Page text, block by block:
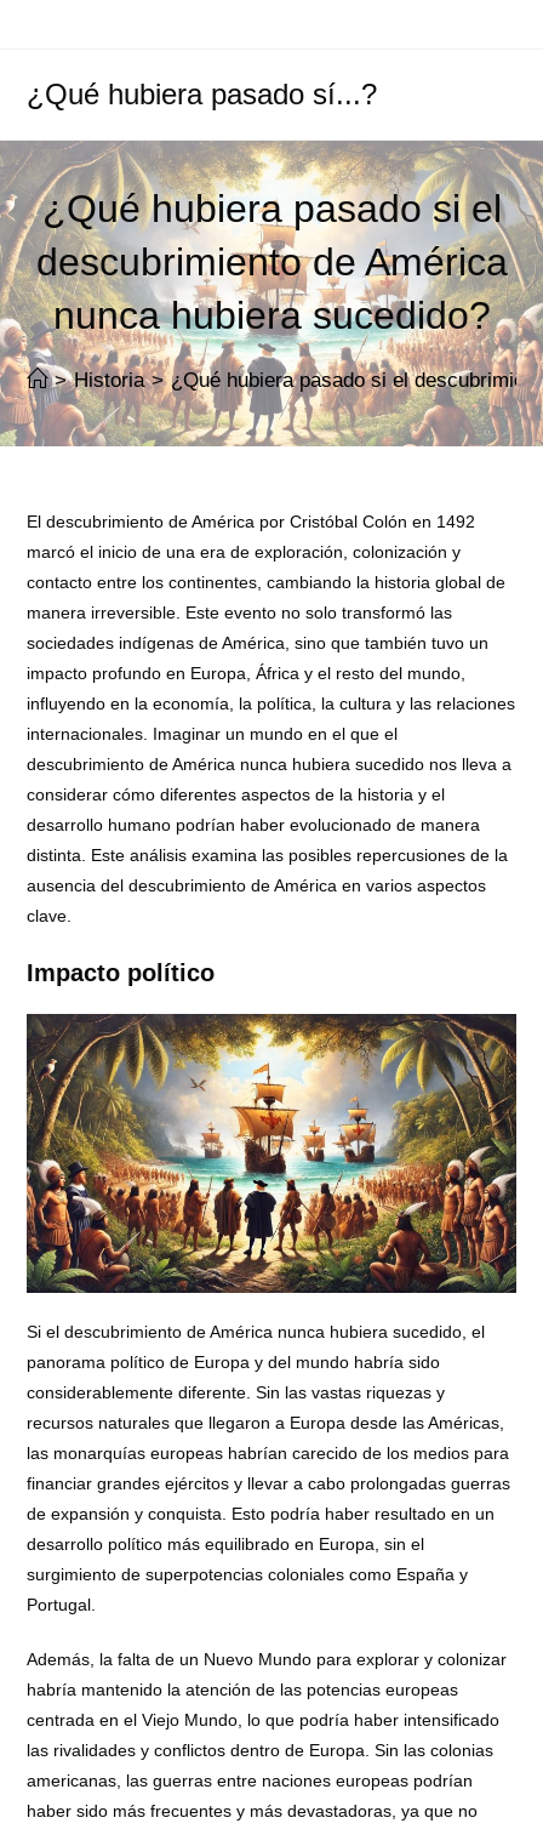
¿Qué hubiera pasado sí...?
¿Qué hubiera pasado si el
descubrimiento de América
nunca hubiera sucedido?
> Historia > ¿Qué hubiera pasado si el
El descubrimiento de América por Cristóbal Colón en 1492
marcó el inicio de una era de exploración, colonización y
contacto entre los continentes, cambiando la historia global de
manera irreversible. Este evento no solo transformó las
sociedades indígenas de América, sino que también tuvo un
impacto profundo en Europa, África y el resto del mundo,
influyendo en la economía, la política, la cultura y las relaciones
internacionales. Imaginar un mundo en el que el
descubrimiento de América nunca hubiera sucedido nos lleva a
considerar cómo diferentes aspectos de la historia y el
desarrollo humano podrían haber evolucionado de manera
distinta. Este análisis examina las posibles repercusiones de la
ausencia del descubrimiento de América en varios aspectos
clave.
Impacto político
Si el descubrimiento de América nunca hubiera sucedido, el
panorama político de Europa y del mundo habría sido
considerablemente diferente. Sin las vastas riquezas y
recursos naturales que llegaron a Europa desde las Américas,
las monarquías europeas habrían carecido de los medios para
financiar grandes ejércitos y llevar a cabo prolongadas guerras
de expansión y conquista. Esto podría haber resultado en un
desarrollo político más equilibrado en Europa, sin el
surgimiento de superpotencias coloniales como España y
Portugal.
Además, la falta de un Nuevo Mundo para explorar y colonizar
habría mantenido la atención de las potencias europeas
centrada en el Viejo Mundo, lo que podría haber intensificado
las rivalidades y conflictos dentro de Europa. Sin las colonias
americanas, las guerras entre naciones europeas podrían
haber sido más frecuentes y más devastadoras, ya que no